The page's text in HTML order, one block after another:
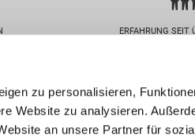
zu personalisieren,
Website zu analysieren.
an unsere Partner für
ERFAHRUNG SEIT
Standorte